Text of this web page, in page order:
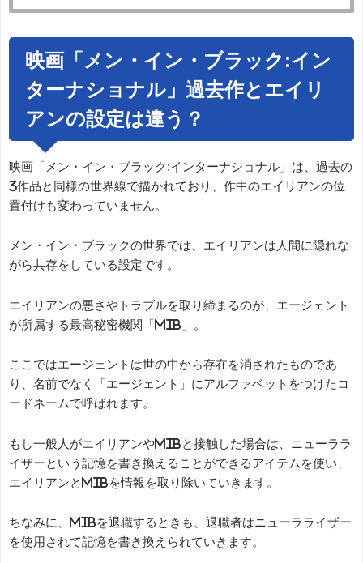
映画「メン・イン・ブラック:イン
ターナショナル」過去作とエイリ
アンの設定は違う？
映画「メン・イン・ブラック:インターナショナル」は、過去の
3作品と同様の世界線で描かれており、作中のエイリアンの位
置付けも変わっていません。
メン・イン・ブラックの世界では、エイリアンは人間に隠れな
がら共存をしている設定です。
エイリアンの悪さやトラブルを取り締まるのが、エージェント
が所属する最高秘密機関「MIB」。
ここではエージェントは世の中から存在を消されたものであ
り、名前でなく「エージェント」にアルファベットをつけたコ
ードネームで呼ばれます。
もし一般人がエイリアンやMIBと接触した場合は、ニューララ
イザーという記憶を書き換えることができるアイテムを使い、
エイリアンとMIBを情報を取り除いていきます。
ちなみに、MIBを退職するときも、退職者はニューラライザー
を使用されて記憶を書き換えられていきます。